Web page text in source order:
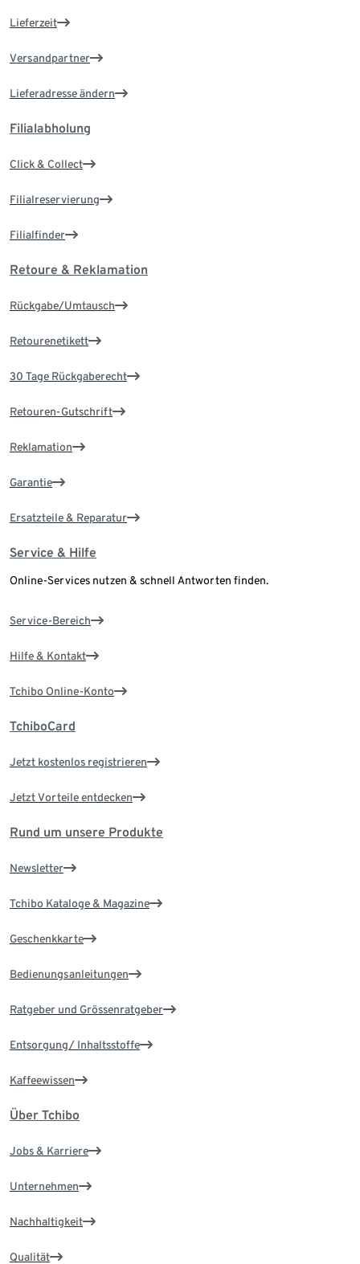
Lieferzeit
Versandpartner
Lieferadresse ändern
Filialabholung
Click & Collect
Filialreservierung
Filialfinder
Retoure & Reklamation
Rückgabe/Umtausch
Retourenetikett
30 Tage Rückgaberecht
Retouren-Gutschrift
Reklamation
Garantie
Ersatzteile & Reparatur
Service & Hilfe
Online-Services nutzen & schnell Antworten finden.
Service-Bereich
Hilfe & Kontakt
Tchibo Online-Konto
TchiboCard
Jetzt kostenlos registrieren
Jetzt Vorteile entdecken
Rund um unsere Produkte
Newsletter
Tchibo Kataloge & Magazine
Geschenkkarte
Bedienungsanleitungen
Ratgeber und Grössenratgeber
Entsorgung/ Inhaltsstoffe
Kaffeewissen
Über Tchibo
Jobs & Karriere
Unternehmen
Nachhaltigkeit
Qualität